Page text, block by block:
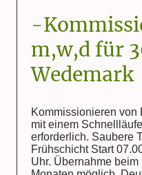
-
m,w,d für
Wedemark
Kommissionieren von
mit einem
erforderlich. Saubere
Frühschicht Start
Uhr. Übernahme